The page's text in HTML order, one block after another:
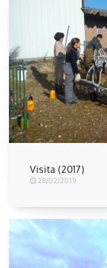
Visita (2017)
28/02/2019